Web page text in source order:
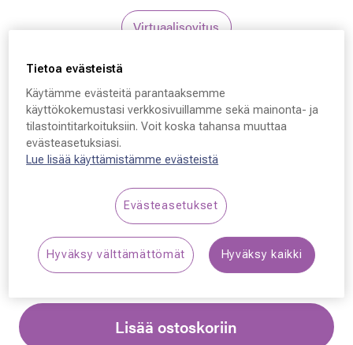
Virtuaalisovitus
Gucci
Gucci GG0631S, 001 56
- 18 - 145
Synttäriale: erä merkkiaurinkolaseja –50 %,
katso alennetut tuotteet!
Lisää ostoskoriin
Tietoa evästeistä
Käytämme evästeitä parantaaksemme
käyttökokemustasi verkkosivuillamme sekä mainonta- ja
tilastointitarkoituksiin. Voit koska tahansa muuttaa
evästeasetuksiasi.
Lue lisää käyttämistämme evästeistä
Evästeasetukset
Hyväksy välttämättömät Hyväksy kaikki